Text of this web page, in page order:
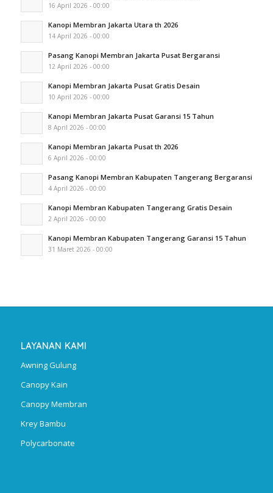
16 April 2026 - 00:00
Kanopi Membran Jakarta Utara th 2026
14 April 2026 - 00:00
Pasang Kanopi Membran Jakarta Pusat Bergaransi
12 April 2026 - 00:00
Kanopi Membran Jakarta Pusat Gratis Desain
10 April 2026 - 00:00
Kanopi Membran Jakarta Pusat Garansi 15 Tahun
8 April 2026 - 00:00
Kanopi Membran Jakarta Pusat th 2026
6 April 2026 - 00:00
Pasang Kanopi Membran Kabupaten Tangerang Bergaransi
4 April 2026 - 00:00
Kanopi Membran Kabupaten Tangerang Gratis Desain
2 April 2026 - 00:00
Kanopi Membran Kabupaten Tangerang Garansi 15 Tahun
31 Maret 2026 - 00:00
LAYANAN KAMI
Awning Gulung
Canopy Kain
Canopy Membran
Krey Bambu
Polycarbonate